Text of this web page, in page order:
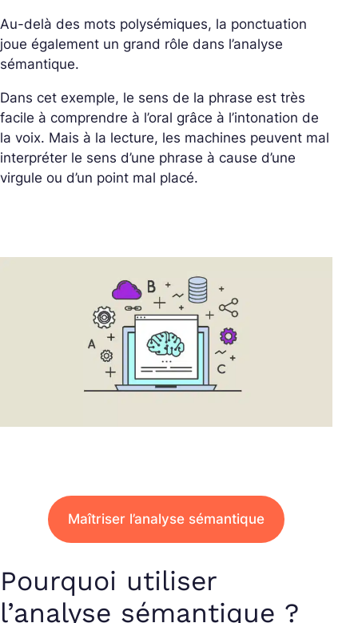
Au-delà des mots polysémiques, la ponctuation
joue également un grand rôle dans l’analyse
sémantique.
Dans cet exemple, le sens de la phrase est très
facile à comprendre à l’oral grâce à l’intonation de
la voix. Mais à la lecture, les machines peuvent mal
interpréter le sens d’une phrase à cause d’une
virgule ou d’un point mal placé.
Maîtriser l’analyse sémantique
Pourquoi utiliser
l’analyse sémantique ?